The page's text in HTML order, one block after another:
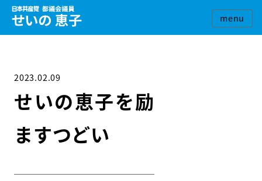
2023.02.09
せいの恵子を励
ますつどい